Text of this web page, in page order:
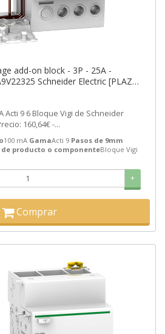
add-on block - 3P - 25A -
Schneider Electric [PLAZO
160,64€ -...
100 mA GamaActi 9 Pasos de 9mm
de producto o componenteBloque Vigi
+
Comprar